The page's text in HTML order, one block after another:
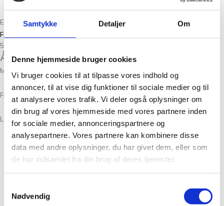
Samtykke Detaljer Om
Denne hjemmeside bruger cookies
Vi bruger cookies til at tilpasse vores indhold og
annoncer, til at vise dig funktioner til sociale medier og til
at analysere vores trafik. Vi deler også oplysninger om
din brug af vores hjemmeside med vores partnere inden
for sociale medier, annonceringspartnere og
analysepartnere. Vores partnere kan kombinere disse
data med andre oplysninger, du har givet dem, eller som
de har indsamlet fra din brug af deres tjenester.
Nødvendig
Est. 1983
Forside
5mm
Åbningstider
Man-Tors: 10.00 – 17.30
Fredag: 10.00 – 18.00
Lørdag: 10.00 – 15.00
Om Os
Workshops